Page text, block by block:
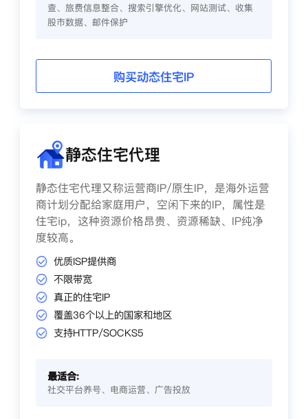
查、旅费信息整合、搜索引擎优化、网站测试、收集
股市数据、邮件保护
购买动态住宅IP
静态住宅代理
静态住宅代理又称运营商IP/原生IP，是海外运营
商计划分配给家庭用户，空闲下来的IP，属性是
住宅ip，这种资源价格昂贵、资源稀缺、IP纯净
度较高。
优质ISP提供商
不限带宽
真正的住宅IP
覆盖36个以上的国家和地区
支持HTTP/SOCKS5
最适合:
社交平台养号、电商运营、广告投放